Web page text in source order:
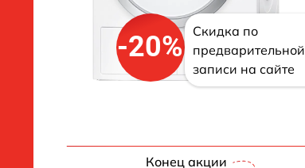
-20%
Скидка по
предварительной
записи на сайте
Конец акции